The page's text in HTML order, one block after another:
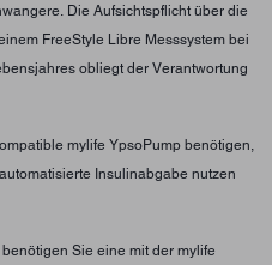
Die Aufsichtspflicht über die
FreeStyle Libre Messsystem bei
obliegt der Verantwortung
mylife YpsoPump benötigen,
Insulinabgabe nutzen
Sie eine mit der mylife